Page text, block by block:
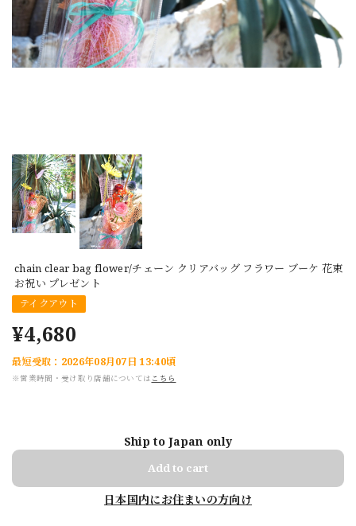
chain clear bag flower/チェーン クリアバッグ フラワー ブーケ 花束
お祝い プレゼント
テイクアウト
¥4,680
最短受取：2026年08月07日 13:40頃
※営業時間・受け取り店舗については こちら
Ship to Japan only
Add to cart
日本国内にお住まいの方向け